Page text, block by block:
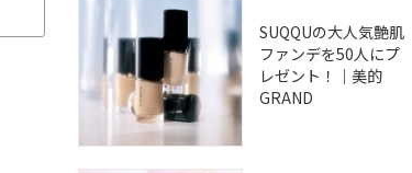
SUQQUの大人気艶肌
ファンデを50人にプ
レゼント！｜美的
GRAND